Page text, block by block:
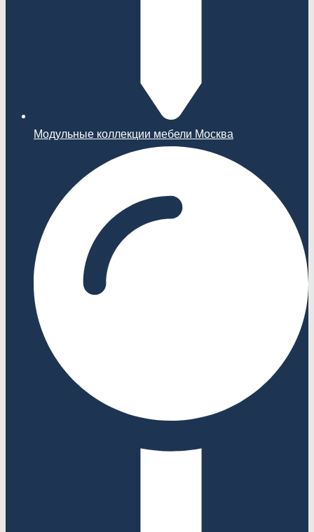
Модульные коллекции мебели Москва